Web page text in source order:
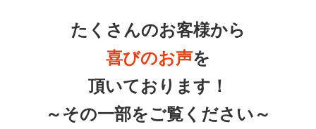
たくさんのお客様から
喜びのお声を
頂いております！
～その一部をご覧ください～